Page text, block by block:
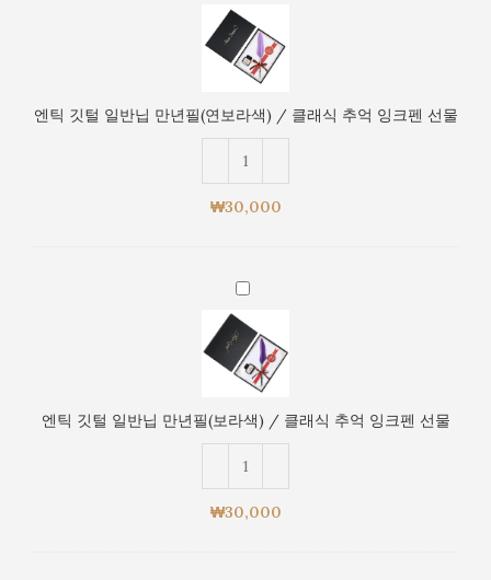
클
래
식
억
잉
크
펜
선
깃
털
일
닙
필
(연
색)
/
클
래
식
추
억
잉
크
펜
엔틱 깃털 일반닙 만년필(연보라색) / 클래식 추억 잉크펜 선물
₩30,000
엔
깃
털
일
닙
필
(보
엔틱 깃털 일반닙 만년필(보라색) / 클래식 추억 잉크펜 선물
₩30,000